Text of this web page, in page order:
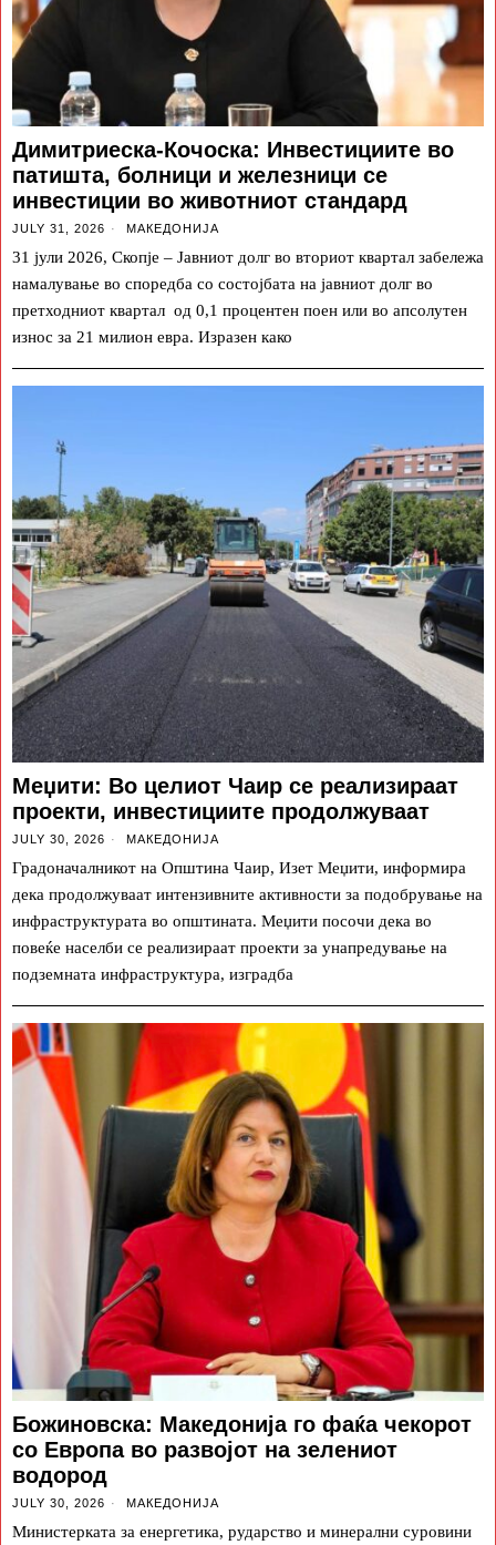
Димитриеска-Кочоска: Инвестициите во
патишта, болници и железници се
инвестиции во животниот стандард
JULY 31, 2026 МАКЕДОНИЈА
31 јули 2026, Скопје – Јавниот долг во вториот квартал забележа
намалување во споредба со состојбата на јавниот долг во
претходниот квартал од 0,1 процентен поен или во апсолутен
износ за 21 милион евра. Изразен како
Меџити: Во целиот Чаир се реализираат
проекти, инвестициите продолжуваат
JULY 30, 2026 МАКЕДОНИЈА
Градоначалникот на Општина Чаир, Изет Меџити, информира
дека продолжуваат интензивните активности за подобрување на
инфраструктурата во општината. Меџити посочи дека во
повеќе населби се реализираат проекти за унапредување на
подземната инфраструктура, изградба
Божиновска: Македонија го фаќа чекорот
со Европа во развојот на зелениот
водород
JULY 30, 2026 МАКЕДОНИЈА
Министерката за енергетика, рударство и минерални суровини